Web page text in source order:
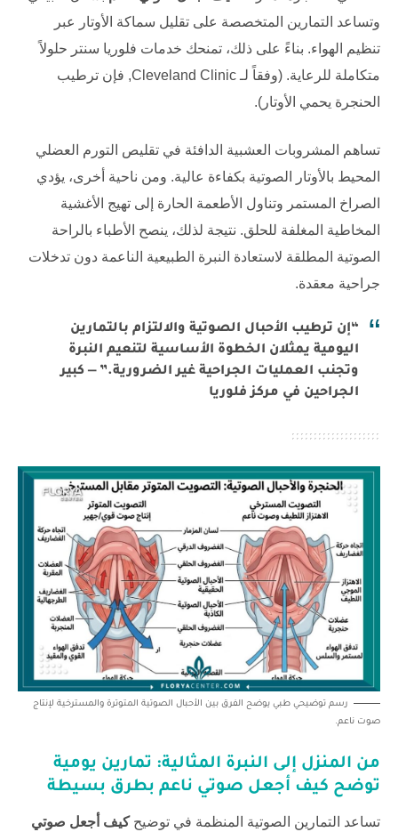
وتساعد التمارين المتخصصة على تقليل سماكة الأوتار عبر
تنظيم الهواء. بناءً على ذلك، تمنحك خدمات فلوريا سنتر حلولاً
متكاملة للرعاية. (وفقاً لـ Cleveland Clinic, فإن ترطيب
الحنجرة يحمي الأوتار).
تساهم المشروبات العشبية الدافئة في تقليص التورم العضلي
المحيط بالأوتار الصوتية بكفاءة عالية. ومن ناحية أخرى، يؤدي
الصراخ المستمر وتناول الأطعمة الحارة إلى تهيج الأغشية
المخاطية المغلفة للحلق. نتيجة لذلك، ينصح الأطباء بالراحة
الصوتية المطلقة لاستعادة النبرة الطبيعية الناعمة دون تدخلات
جراحية معقدة.
“إن ترطيب الأحبال الصوتية والالتزام بالتمارين
اليومية يمثلان الخطوة الأساسية لتنعيم النبرة
وتجنب العمليات الجراحية غير الضرورية.” — كبير
الجراحين في مركز فلوريا
رسم توضيحي طبي يوضح الفرق بين الأحبال الصوتية المتوترة والمسترخية لإنتاج
صوت ناعم.
من المنزل إلى النبرة المثالية: تمارين يومية
توضح كيف أجعل صوتي ناعم بطرق بسيطة
تساعد التمارين الصوتية المنظمة في توضيحكيف أجعل صوتي